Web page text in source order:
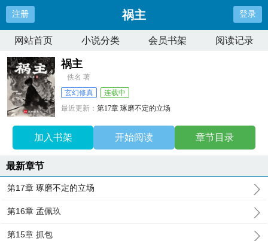
注册 祸主 登录
网站首页 小说分类 会员书架 阅读记录
祸主
佚名 著
玄幻修真
连载中
最近更新：第17章 琢磨不定的立场
加入书架 开始阅读 章节目录
最新章节
第17章 琢磨不定的立场
第16章 孟佩玖
第15章 抓包